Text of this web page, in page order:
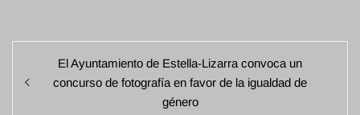
Navegación
de
Entrada
anterior:
El Ayuntamiento de Estella-Lizarra convoca un
concurso de fotografía en favor de la igualdad de
género